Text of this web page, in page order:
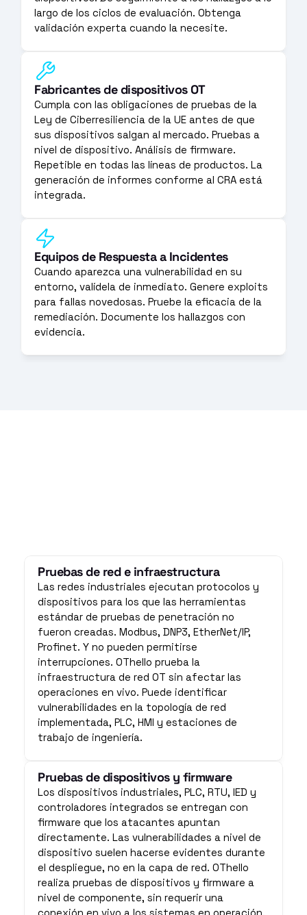
largo de los ciclos de evaluación. Obtenga
validación experta cuando la necesite.
Fabricantes de dispositivos OT
Cumpla con las obligaciones de pruebas de la
Ley de Ciberresiliencia de la UE antes de que
sus dispositivos salgan al mercado. Pruebas a
nivel de dispositivo. Análisis de firmware.
Repetible en todas las líneas de productos. La
generación de informes conforme al CRA está
integrada.
Equipos de Respuesta a Incidentes
Cuando aparezca una vulnerabilidad en su
entorno, valídela de inmediato. Genere exploits
para fallas novedosas. Pruebe la eficacia de la
remediación. Documente los hallazgos con
evidencia.
Pruebas de red e infraestructura
Las redes industriales ejecutan protocolos y
dispositivos para los que las herramientas
estándar de pruebas de penetración no
fueron creadas. Modbus, DNP3, EtherNet/IP,
Profinet. Y no pueden permitirse
interrupciones. OThello prueba la
infraestructura de red OT sin afectar las
operaciones en vivo. Puede identificar
vulnerabilidades en la topología de red
implementada, PLC, HMI y estaciones de
trabajo de ingeniería.
Pruebas de dispositivos y firmware
Los dispositivos industriales, PLC, RTU, IED y
controladores integrados se entregan con
firmware que los atacantes apuntan
directamente. Las vulnerabilidades a nivel de
dispositivo suelen hacerse evidentes durante
el despliegue, no en la capa de red. OThello
realiza pruebas de dispositivos y firmware a
nivel de componente, sin requerir una